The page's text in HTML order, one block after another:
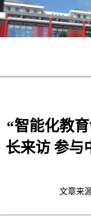
“智能化教
长来访 参与
文章来